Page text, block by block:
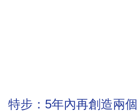
特步：5年內再創造兩